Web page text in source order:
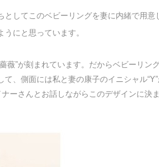
してこのベビーリングを妻に内緒で用意
にと思っています。
薇”が刻まれています。だからベビーリン
、側面には私と妻の康子のイニシャル
ーさんとお話しながらこのデザインに決